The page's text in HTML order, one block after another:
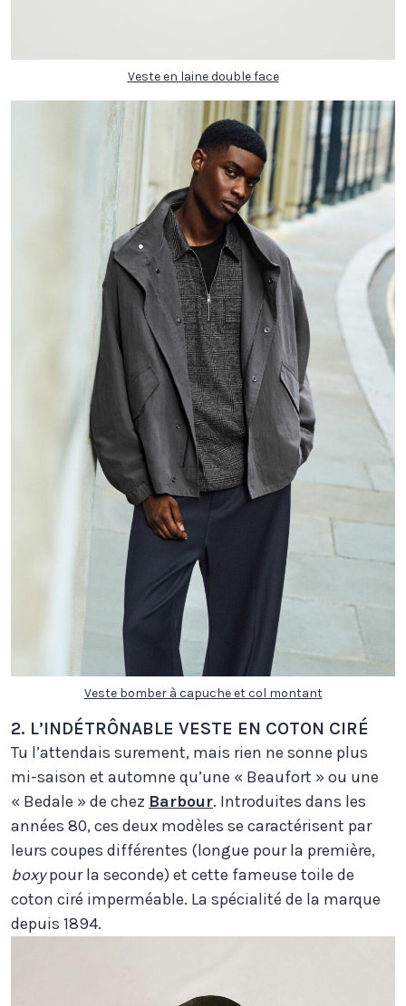
Veste en laine double face
Veste bomber à capuche et col montant
2. L’INDÉTRÔNABLE VESTE EN COTON CIRÉ
Tu l’attendais surement, mais rien ne sonne plus
mi-saison et automne qu’une « Beaufort » ou une
« Bedale » de chez Barbour. Introduites dans les
années 80, ces deux modèles se caractérisent par
leurs coupes différentes (longue pour la première,
boxypour la seconde) et cette fameuse toile de
coton ciré imperméable. La spécialité de la marque
depuis 1894.